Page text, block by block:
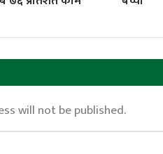
will not be published.